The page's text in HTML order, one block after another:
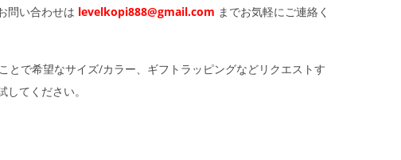
問い合わせは levelkopi888@gmail.com までお気軽にご連絡く
とで希望なサイズ/カラー、ギフトラッピングなどリクエストす
てください。